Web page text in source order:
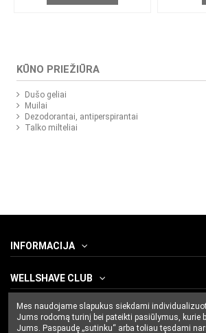
KŪNO PRIEŽIŪRA
Dušo geliai
Muilai
Dezodorantai, antiperspirantai
Talko milteliai
INFORMACIJA
WELLSHAVE CLUB
SUSISIEKITE SU MUMIS
Mes naudojame slapukus siekdami
Jums rodomą turinį bei pateikti pasiūlymus, kurie
Jums. Paspaudę „sutinku“ arba toliau tęsdami